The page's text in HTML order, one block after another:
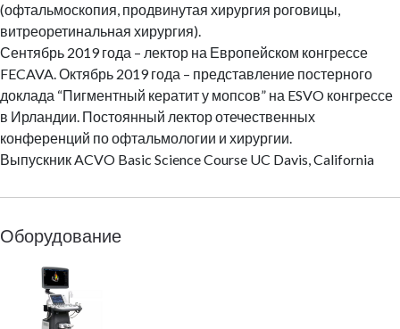
(офтальмоскопия, продвинутая хирургия роговицы,
витреоретинальная хирургия).
Сентябрь 2019 года – лектор на Европейском конгрессе
FECAVA. Октябрь 2019 года – представление постерного
доклада “Пигментный кератит у мопсов” на ESVO конгрессе
в Ирландии. Постоянный лектор отечественных
конференций по офтальмологии и хирургии.
Выпускник ACVO Basic Science Course UC Davis, California
Оборудование